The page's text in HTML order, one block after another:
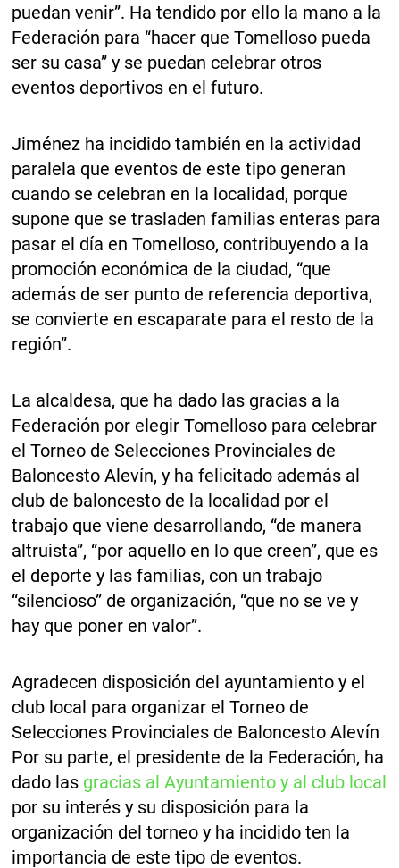
puedan venir”. Ha tendido por ello la mano a la
Federación para “hacer que Tomelloso pueda
ser su casa” y se puedan celebrar otros
eventos deportivos en el futuro.
Jiménez ha incidido también en la actividad
paralela que eventos de este tipo generan
cuando se celebran en la localidad, porque
supone que se trasladen familias enteras para
pasar el día en Tomelloso, contribuyendo a la
promoción económica de la ciudad, “que
además de ser punto de referencia deportiva,
se convierte en escaparate para el resto de la
región”.
La alcaldesa, que ha dado las gracias a la
Federación por elegir Tomelloso para celebrar
el Torneo de Selecciones Provinciales de
Baloncesto Alevín, y ha felicitado además al
club de baloncesto de la localidad por el
trabajo que viene desarrollando, “de manera
altruista”, “por aquello en lo que creen”, que es
el deporte y las familias, con un trabajo
“silencioso” de organización, “que no se ve y
hay que poner en valor”.
Agradecen disposición del ayuntamiento y el
club local para organizar el Torneo de
Selecciones Provinciales de Baloncesto Alevín
Por su parte, el presidente de la Federación, ha
dado las gracias al Ayuntamiento y al club local
por su interés y su disposición para la
organización del torneo y ha incidido ten la
importancia de este tipo de eventos.